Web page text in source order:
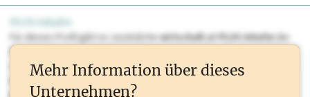
PLUS Inhalte
Für dieses Profil gibt es zusätzlichewirtschaft.at PLUS Inhaltedie
Sie momentan nicht einsehen können. Schalten Sie dieses Profil frei
oder loggen Sie sich ein um diese Inhalte zu sehen. wirtschaft.at PLUS
Mehr Information über dieses
Unternehmen?